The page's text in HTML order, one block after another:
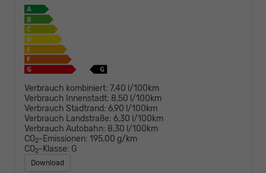
Verbrauch kombiniert: 7,40 l/100km
Verbrauch Innenstadt: 8,50 l/100km
Verbrauch Stadtrand: 6,90 l/100km
Verbrauch Landstraße: 6,30 l/100km
Verbrauch Autobahn: 8,30 l/100km
CO2-Emissionen: 195,00 g/km
CO2-Klasse: G
Download